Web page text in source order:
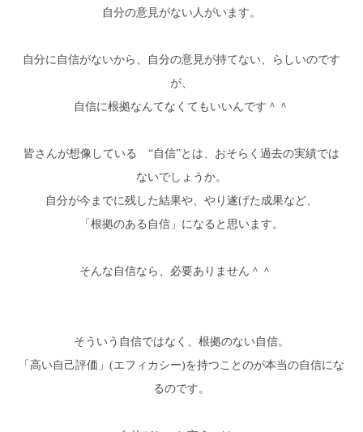
自分の意見がない人がいます。
自分に自信がないから、自分の意見が持てない、らしいのです
が、
自信に根拠なんてなくてもいいんです＾＾
皆さんが想像している “自信”とは、おそらく過去の実績では
ないでしょうか。
自分が今までに残した結果や、やり遂げた成果など、
「根拠のある自信」になると思います。
そんな自信なら、必要ありません＾＾
そういう自信ではなく、根拠のない自信。
「高い自己評価」(エフィカシー)を持つことのが本当の自信にな
るのです。